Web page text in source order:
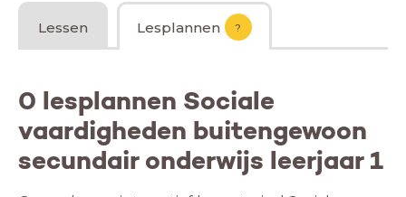
Lessen Lesplannen ?
0 lesplannen Sociale
vaardigheden buitengewoon
secundair onderwijs leerjaar 1